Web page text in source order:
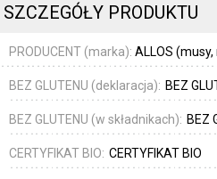
SZCZEGÓŁY PRODUKTU
PRODUCENT (marka): ALLOS (musy,
BEZ GLUTENU (deklaracja): BEZ
BEZ GLUTENU (w składnikach): BEZ
CERTYFIKAT BIO: CERTYFIKAT BIO